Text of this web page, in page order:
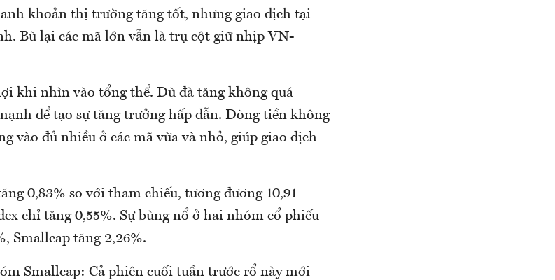
khoản thị trường tăng tốt, nhưng giao dịch tại
Bù lại các mã lớn vẫn là trụ cột giữ nhịp VN-
khi nhìn vào tổng thể. Dù đà tăng không quá
để tạo sự tăng trưởng hấp dẫn. Dòng tiền không
vào đủ nhiều ở các mã vừa và nhỏ, giúp giao dịch
0,83% so với tham chiếu, tương đương 10,91
chỉ tăng 0,55%. Sự bùng nổ ở hai nhóm cổ phiếu
Smallcap tăng 2,26%.
Smallcap: Cả phiên cuối tuần trước rổ này mới